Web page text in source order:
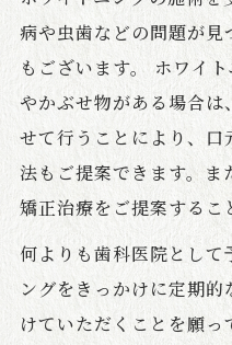
病や虫歯などの問題が見
もございます。 ホワイ
やかぶせ物がある場合
せて行うことにより、
法もご提案できます。
矯正治療をご提案するこ
何よりも歯科医院として
ングをきっかけに定期
けていただくことを願っ